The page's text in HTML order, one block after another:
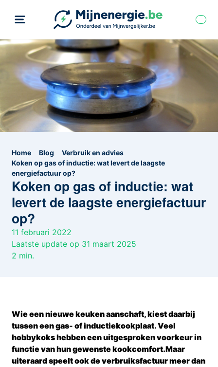
Home Blog
Verbruik en advies
Koken op gas of inductie: wat levert de laagste
energiefactuur op?
Koken op gas of inductie: wat
levert de laagste energiefactuur
op?
11 februari 2022
Laatste update op 31 maart 2025
2 min.
Wie een nieuwe keuken aanschaft, kiest daarbij
tussen een gas- of inductiekookplaat.Veel
hobbykoks hebben een uitgesproken voorkeur in
functie van hun gewenste kookcomfort.Maar
uiteraard speelt ook de verbruiksfactuur meer dan